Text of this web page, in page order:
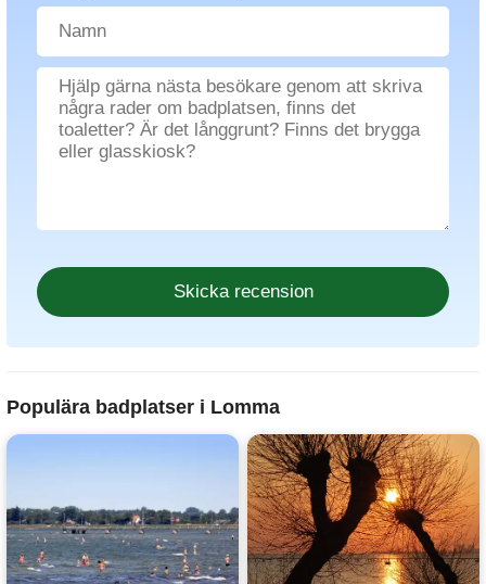
Populära badplatser i Lomma